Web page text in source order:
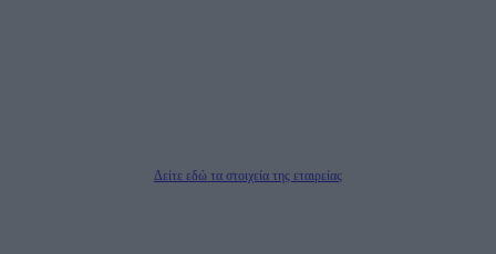
Δείτε εδώ τα στοιχεία της εταιρείας